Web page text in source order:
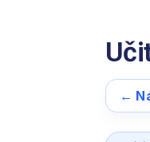
←